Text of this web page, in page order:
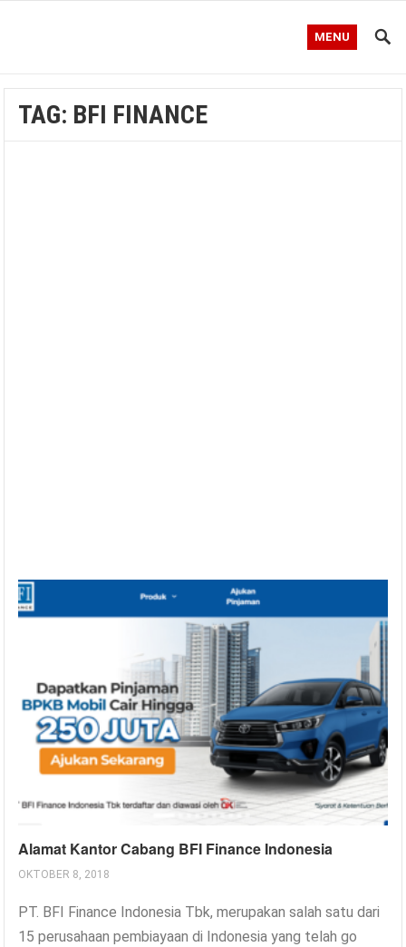
MENU
TAG: BFI FINANCE
Alamat Kantor Cabang BFI Finance Indonesia
OKTOBER 8, 2018
PT. BFI Finance Indonesia Tbk, merupakan salah satu dari
15 perusahaan pembiayaan di Indonesia yang telah go